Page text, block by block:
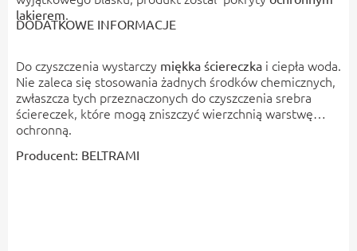
lakierem.
DODATKOWE INFORMACJE
Do czyszczenia wystarczy miękka ściereczkai ciepła woda.
Nie zaleca się stosowania żadnych środków chemicznych,
zwłaszcza tych przeznaczonych do czyszczenia srebra
ściereczek, które mogą zniszczyć wierzchnią warstwę
ochronną.
Producent: BELTRAMI